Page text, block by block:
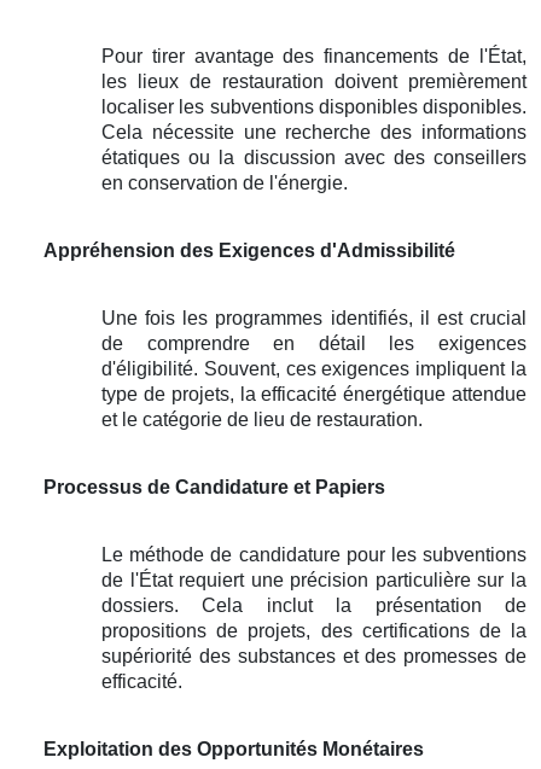
Pour tirer avantage des financements de l'État,
les lieux de restauration doivent premièrement
localiser les subventions disponibles disponibles.
Cela nécessite une recherche des informations
étatiques ou la discussion avec des conseillers
en conservation de l'énergie.
Appréhension des Exigences d'Admissibilité
Une fois les programmes identifiés, il est crucial
de comprendre en détail les exigences
d'éligibilité. Souvent, ces exigences impliquent la
type de projets, la efficacité énergétique attendue
et le catégorie de lieu de restauration.
Processus de Candidature et Papiers
Le méthode de candidature pour les subventions
de l'État requiert une précision particulière sur la
dossiers. Cela inclut la présentation de
propositions de projets, des certifications de la
supériorité des substances et des promesses de
efficacité.
Exploitation des Opportunités Monétaires